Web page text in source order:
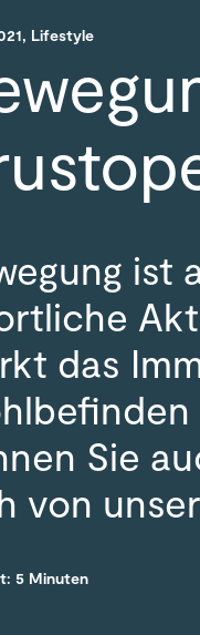
, Lifestyle
ist
das
Sie
von
5 Minuten